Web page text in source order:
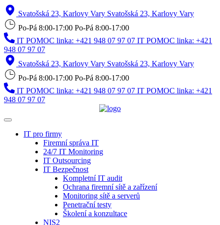
Svatošská 23, Karlovy Vary Svatošská 23, Karlovy Vary
Po-Pá 8:00-17:00 Po-Pá 8:00-17:00
IT POMOC linka: +421 948 07 97 07 IT POMOC linka: +421
948 07 97 07
Svatošská 23, Karlovy Vary Svatošská 23, Karlovy Vary
Po-Pá 8:00-17:00 Po-Pá 8:00-17:00
IT POMOC linka: +421 948 07 97 07 IT POMOC linka: +421
948 07 97 07
IT pro firmy
Firemní správa IT
24/7 IT Monitoring
IT Outsourcing
IT Bezpečnost
Kompletní IT audit
Ochrana firemní sítě a zařízení
Monitoring sítě a serverů
Penetrační testy
Školení a konzultace
NIS2